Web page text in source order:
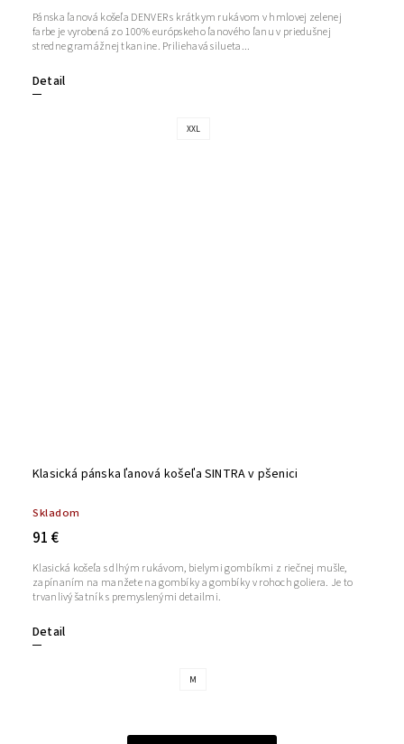
Detail
Pánska ľanová košeľa DENVER s krátkym rukávom v hmlovej zelenej
farbe je vyrobená zo 100% európskeho ľanového ľanu v priedušnej
stredne gramážnej tkanine. Priliehavá silueta...
XXL
Klasická pánska ľanová košeľa SINTRA v pšenici
Skladom
91 €
Detail
Klasická košeľa s dlhým rukávom, bielymi gombíkmi z riečnej mušle,
zapínaním na manžete na gombíky a gombíky v rohoch goliera. Je to
trvanlivý šatník s premyslenými detailmi.
M